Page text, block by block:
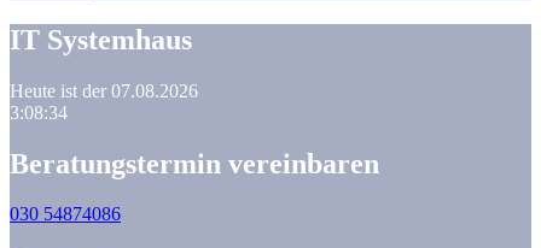
IT Systemhaus
Heute ist der 07.08.2026
3:08:34
Beratungstermin vereinbaren
030 54874086